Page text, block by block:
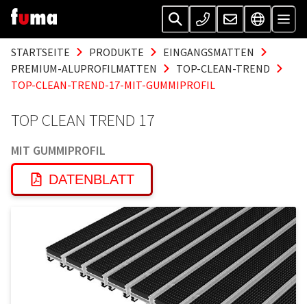
STARTSEITE PRODUKTE
EINGANGSMATTEN
PREMIUM-ALUPROFILMATTEN
TOP-CLEAN-TREND
TOP-CLEAN-TREND-17-MIT-GUMMIPROFIL
TOP CLEAN TREND 17
MIT GUMMIPROFIL
DATENBLATT